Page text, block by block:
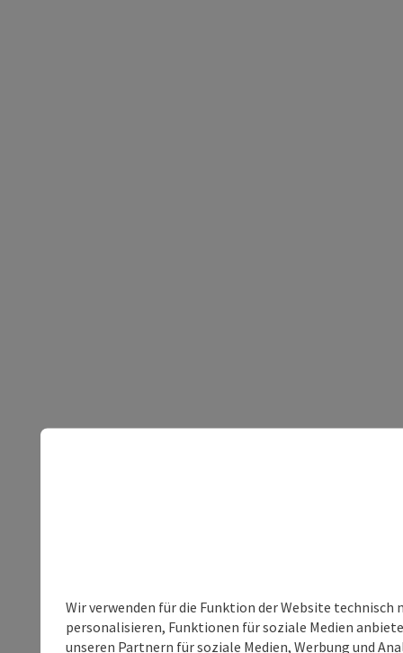
Wir verwenden für die Funktion der Website
personalisieren, Funktionen für soziale Medien
unseren Partnern für soziale Medien, Werbung und